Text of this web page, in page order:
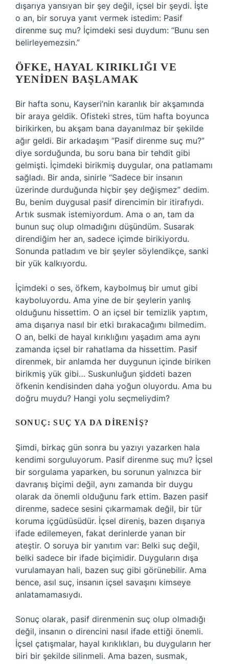
dışarıya yansıyan bir şey değil, içsel bir şeydi. İşte
o an, bir soruya yanıt vermek istedim: Pasif
direnme suç mu? İçimdeki sesi duydum: “Bunu sen
belirleyemezsin.”
ÖFKE, HAYAL KIRIKLIĞI VE
YENIDEN BAŞLAMAK
Bir hafta sonu, Kayseri’nin karanlık bir akşamında
bir araya geldik. Ofisteki stres, tüm hafta boyunca
birikirken, bu akşam bana dayanılmaz bir şekilde
ağır geldi. Bir arkadaşım “Pasif direnme suç mu?”
diye sorduğunda, bu soru bana bir tehdit gibi
gelmişti. İçimdeki birikmiş duygular, ona patlamamı
sağladı. Bir anda, sinirle “Sadece bir insanın
üzerinde durduğunda hiçbir şey değişmez” dedim.
Bu, benim duygusal pasif direncimin bir itirafıydı.
Artık susmak istemiyordum. Ama o an, tam da
bunun suç olup olmadığını düşündüm. Susarak
direndiğim her an, sadece içimde birikiyordu.
Sonunda patladım ve bir şeyler söylendikçe, sanki
bir yük kalkıyordu.
İçimdeki o ses, öfkem, kaybolmuş bir umut gibi
kayboluyordu. Ama yine de bir şeylerin yanlış
olduğunu hissettim. O an içsel bir temizlik yaptım,
ama dışarıya nasıl bir etki bırakacağımı bilmedim.
O an, belki de hayal kırıklığını yaşadım ama aynı
zamanda içsel bir rahatlama da hissettim. Pasif
direnmek, bir anlamda her duygunun içinde biriken
birikmiş yük gibi… Suskunluğun şiddeti bazen
öfkenin kendisinden daha yoğun oluyordu. Ama bu
doğru muydu? Hangi yolu seçmeliydim?
SONUÇ: SUÇ YA DA DIRENIŞ?
Şimdi, birkaç gün sonra bu yazıyı yazarken hala
kendimi sorguluyorum. Pasif direnme suç mu? İçsel
bir sorgulama yaparken, bu sorunun yalnızca bir
davranış biçimi değil, aynı zamanda bir duygu
olarak da önemli olduğunu fark ettim. Bazen pasif
direnme, sadece sesini çıkarmamak değil, bir tür
koruma içgüdüsüdür. İçsel direniş, bazen dışarıya
ifade edilemeyen, fakat derinlerde yanan bir
ateştir. O soruya bir yanıtım var: Belki suç değil,
belki sadece bir ifade biçimidir. Duyguların dışa
vurulamayan hali, bazen suç gibi görünebilir. Ama
bence, asıl suç, insanın içsel savaşını kimseye
anlatamamasıydı.
Sonuç olarak, pasif direnmenin suç olup olmadığı
değil, insanın o direncini nasıl ifade ettiği önemli.
İçsel çatışmalar, hayal kırıklıkları, bu duyguların her
biri bir şekilde silinmeli. Ama bazen, susmak,